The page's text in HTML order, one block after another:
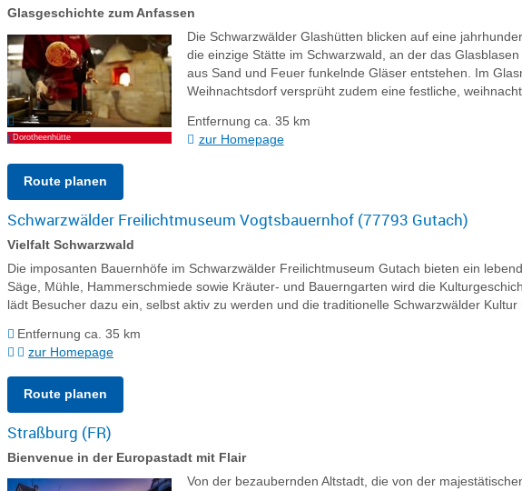
Glasgeschichte zum Anfassen
Dorotheenhütte
Die Schwarzwälder Glashütten blicken auf eine
die einzige Stätte im Schwarzwald, an der das
aus Sand und Feuer funkelnde Gläser entstehen. Im
Weihnachtsdorf versprüht zudem eine festliche,
Entfernung ca. 35 km
zur Homepage
Route planen
Schwarzwälder Freilichtmuseum Vogtsbauernhof (77793 Gutach)
Vielfalt Schwarzwald
Die imposanten Bauernhöfe im Schwarzwälder Freilichtmuseum Gutach bieten ein
Säge, Mühle, Hammerschmiede sowie Kräuter- und Bauerngarten wird die
lädt Besucher dazu ein, selbst aktiv zu werden und die traditionelle Schwarzwälder Kultur
Entfernung ca. 35 km
zur Homepage
Route planen
Straßburg (FR)
Bienvenue in der Europastadt mit Flair
Von der bezaubernden Altstadt, die von der